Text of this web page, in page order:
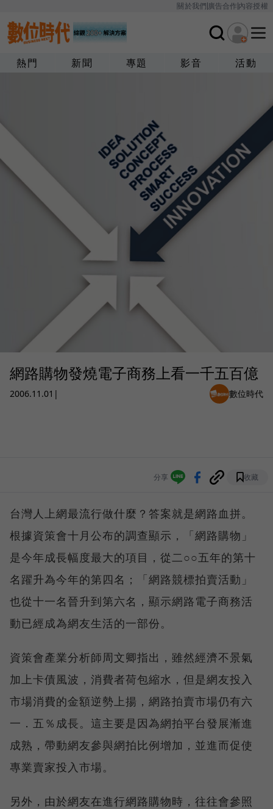
關於我們廣告合作內容授權
熱門 新聞 專題 影音 活動
網路購物發燒電子商務上看一千五百億
2006.11.01 | 數位時代
分享 收藏
台灣人上網最流行做什麼？答案就是網路血拼。
根據資策會十月公布的調查顯示，「網路購物」
是今年成長幅度最大的項目，從二○○五年的第十
名躍升為今年的第四名；「網路競標拍賣活動」
也從十一名晉升到第六名，顯示網路電子商務活
動已經成為網友生活的一部份。
資策會產業分析師周文卿指出，雖然經濟不景氣
加上卡債風波，消費者荷包縮水，但是網友投入
市場消費的金額逆勢上揚，網路拍賣市場仍有六
一．五％成長。這主要是因為網拍平台發展漸進
成熟，帶動網友參與網拍比例增加，並進而促使
專業賣家投入市場。
另外，由於網友在進行網路購物時，往往會參照